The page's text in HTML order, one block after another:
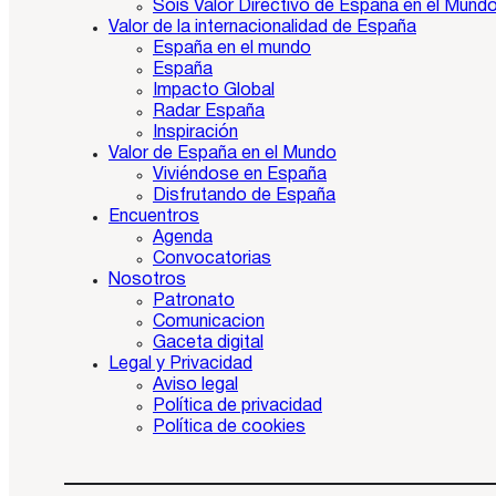
Sois Valor Directivo de España en el
Valor de la internacionalidad de España
España en el mundo
España
Impacto Global
Radar España
Inspiración
Valor de España en el Mundo
Viviéndose en España
Disfrutando de España
Encuentros
Agenda
Convocatorias
Nosotros
Patronato
Comunicacion
Gaceta digital
Legal y Privacidad
Aviso legal
Política de privacidad
Política de cookies